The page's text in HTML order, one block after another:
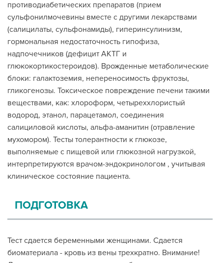
противодиабетических препаратов (прием
сульфонилмочевины вместе с другими лекарствами
(салицилаты, сульфонамиды), гиперинсулинизм,
гормональная недостаточность гипофиза,
надпочечников (дефицит АКТГ и
глюкокортикостероидов). Врожденные метаболические
блоки: галактоземия, непереносимость фруктозы,
гликогенозы. Токсическое повреждение печени такими
веществами, как: хлороформ, четыреххлористый
водород, этанол, парацетамол, соединения
салициловой кислоты, альфа-аманитин (отравление
мухомором). Тесты толерантности к глюкозе,
выполняемые с пищевой или глюкозной нагрузкой,
интерпретируются врачом-эндокринологом , учитывая
клиническое состояние пациента.
ПОДГОТОВКА
Тест сдается беременными женщинами. Сдается
биоматериала - кровь из вены трехкратно. Внимание!